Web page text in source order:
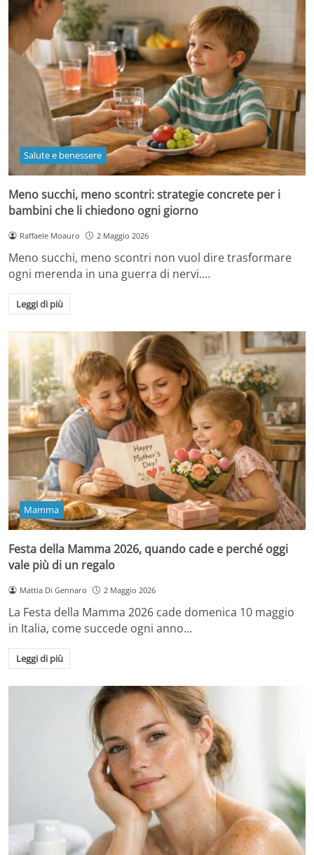
Salute e benessere
Meno succhi, meno scontri: strategie concrete per i
bambini che li chiedono ogni giorno
Raffaele Moauro 2 Maggio 2026
Meno succhi, meno scontri non vuol dire trasformare
ogni merenda in una guerra di nervi.…
Leggi di più
Mamma
Festa della Mamma 2026, quando cade e perché oggi
vale più di un regalo
Mattia Di Gennaro 2 Maggio 2026
La Festa della Mamma 2026 cade domenica 10 maggio
in Italia, come succede ogni anno…
Leggi di più